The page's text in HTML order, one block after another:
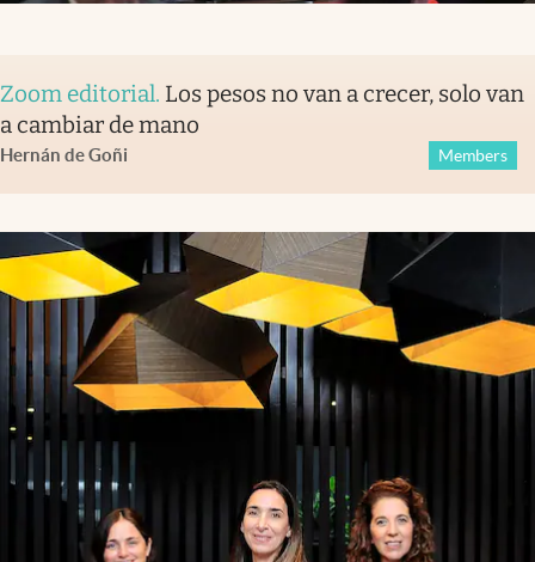
Zoom editorial. Los pesos no van a crecer, solo van
a cambiar de mano
Hernán de Goñi Members